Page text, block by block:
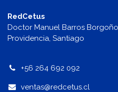
RedCetus
Doctor Manuel Barros Borgoño
Providencia, Santiago
+56 264 692 092
ventas@redcetus.cl